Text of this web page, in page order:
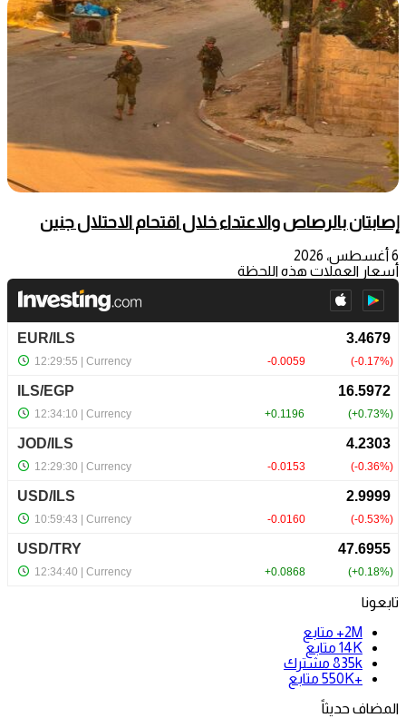
إصابتان بالرصاص والاعتداء خلال اقتحام الاحتلال جنين
6 أغسطس، 2026
أسعار العملات هذه اللحظة
تابعونا
2M+
متابع
14K متابع
835k مشترك
+550K
متابع
المضاف حديثاً